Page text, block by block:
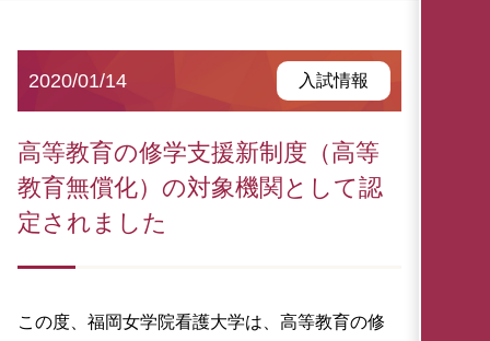
2020/01/14 入試情報
高等教育の修学支援新制度（高等
教育無償化）の対象機関として認
定されました
この度、福岡女学院看護大学は、高等教育の修